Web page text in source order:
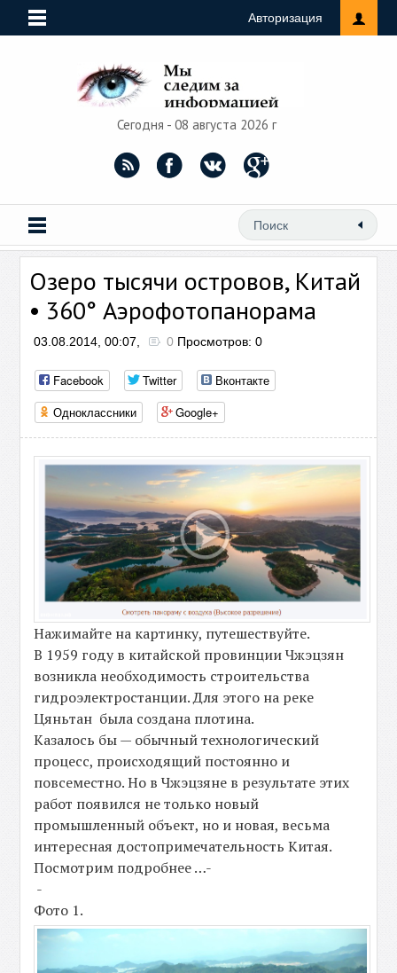
Авторизация
Сегодня - 08 августа 2026 г
Озеро тысячи островов, Китай
• 360° Аэрофотопанорама
03.08.2014, 00:07, 0 Просмотров: 0
Facebook Twitter
Вконтакте
Одноклассники
Google+
Нажимайте на картинку, путешествуйте.
В 1959 году в китайской провинции Чжэцзян
возникла необходимость строительства
гидроэлектростанции. Для этого на реке
Цяньтан была создана плотина.
Казалось бы — обычный технологический
процесс, происходящий постоянно и
повсеместно. Но в Чжэцзяне в результате этих
работ появился не только новый
промышленный объект, но и новая, весьма
интересная достопримечательность Китая.
Посмотрим подробнее …-
-
Фото 1.